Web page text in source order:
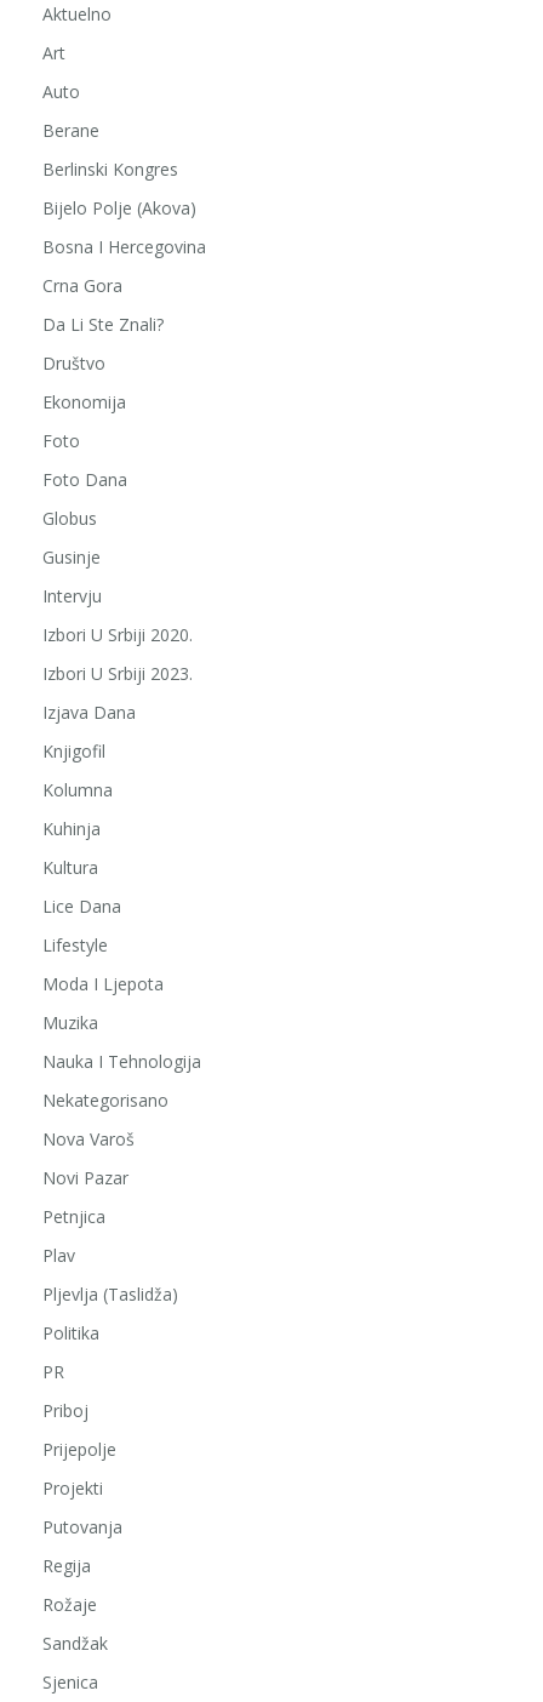
Aktuelno
Art
Auto
Berane
Berlinski Kongres
Bijelo Polje (Akova)
Bosna I Hercegovina
Crna Gora
Da Li Ste Znali?
Društvo
Ekonomija
Foto
Foto Dana
Globus
Gusinje
Intervju
Izbori U Srbiji 2020.
Izbori U Srbiji 2023.
Izjava Dana
Knjigofil
Kolumna
Kuhinja
Kultura
Lice Dana
Lifestyle
Moda I Ljepota
Muzika
Nauka I Tehnologija
Nekategorisano
Nova Varoš
Novi Pazar
Petnjica
Plav
Pljevlja (Taslidža)
Politika
PR
Priboj
Prijepolje
Projekti
Putovanja
Regija
Rožaje
Sandžak
Sjenica